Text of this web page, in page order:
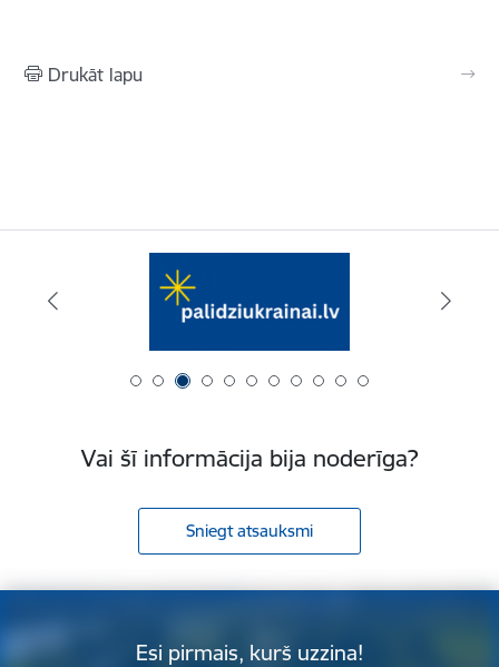
Drukāt lapu
Vai šī informācija bija noderīga?
Sniegt atsauksmi
Esi pirmais, kurš uzzina!